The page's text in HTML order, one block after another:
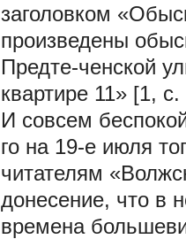
заголовком
произведены
Предте-ченской
квартире 11» [1,
И совсем
го на 19-е июля
читателям
донесение, что в
времена